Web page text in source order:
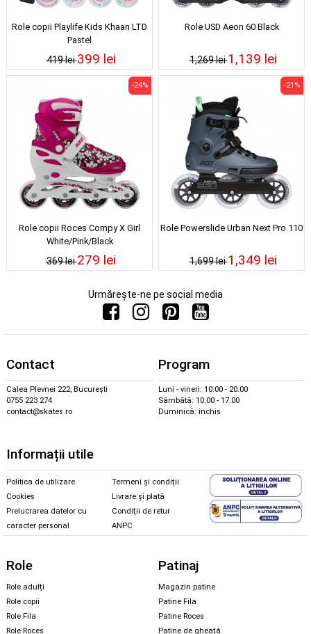
Role copii Playlife Kids Khaan LTD
Pastel
419 lei399 lei
Role USD Aeon 60 Black
1,269 lei1,139 lei
Role copii Roces Compy X Girl
White/Pink/Black
369 lei
-24%
279 lei
Role Powerslide Urban Next Pro 110
1,699 lei
-21%
1,349 lei
Urmărește-ne pe social media
Contact
Calea Plevnei 222, București
0755 223 274
contact@skates.ro
Program
Luni - vineri: 10.00 - 20.00
Sâmbătă: 10.00 - 17.00
Duminică: închis
Informații utile
Politica de utilizare
Cookies
Prelucrarea datelor cu
caracter personal
Termeni și condiții
Livrare și plată
Condiții de retur
ANPC
Role
Role adulți
Role copii
Role Fila
Role Roces
Patinaj
Magazin patine
Patine Fila
Patine Roces
Patine de gheață